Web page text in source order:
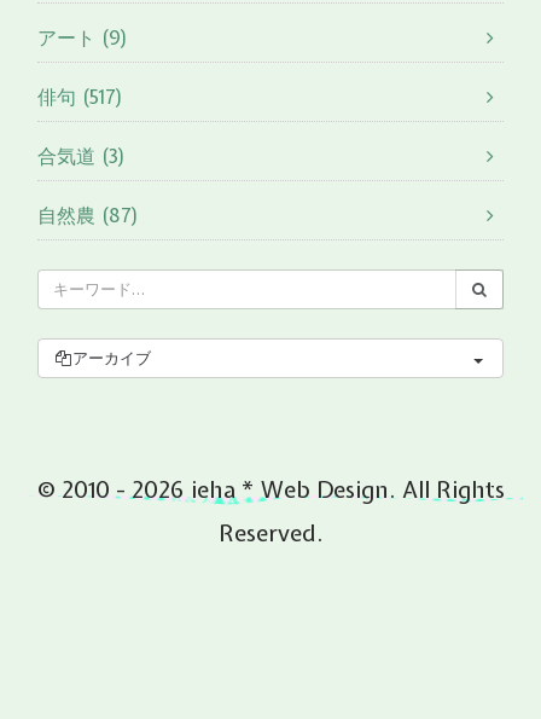
アート (9)
俳句 (517)
合気道 (3)
自然農 (87)
アーカイブ
© 2010 - 2026 ieha * Web Design. All Rights
Reserved.